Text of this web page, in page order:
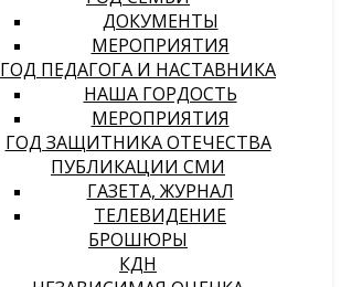
ДОКУМЕНТЫ
МЕРОПРИЯТИЯ
ГОД ПЕДАГОГА И НАСТАВНИКА
НАША ГОРДОСТЬ
МЕРОПРИЯТИЯ
ГОД ЗАЩИТНИКА ОТЕЧЕСТВА
ПУБЛИКАЦИИ СМИ
ГАЗЕТА, ЖУРНАЛ
ТЕЛЕВИДЕНИЕ
БРОШЮРЫ
КДН